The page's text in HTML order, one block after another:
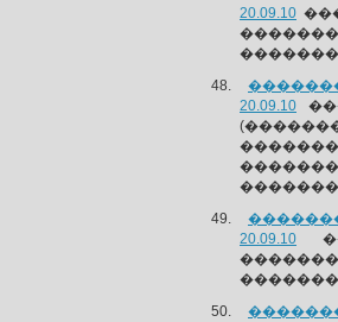
20.09.10
20.09.10
20.09.10